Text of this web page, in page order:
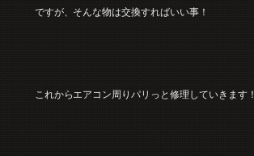
ですが、そんな物は交換すればいい事！
これからエアコン周りパリっと修理していきます！